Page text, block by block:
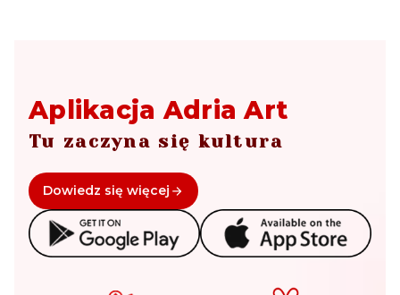
Aplikacja Adria Art
Tu zaczyna się kultura
Dowiedz się więcej